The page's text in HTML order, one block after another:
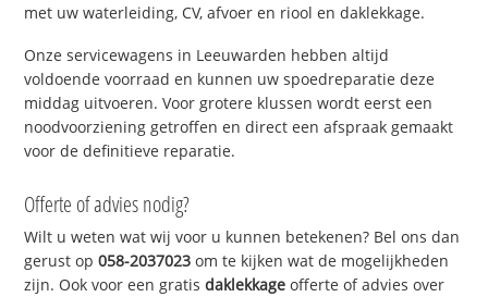
met uw waterleiding, CV, afvoer en riool en daklekkage.
Onze servicewagens in Leeuwarden hebben altijd
voldoende voorraad en kunnen uw spoedreparatie deze
middag uitvoeren. Voor grotere klussen wordt eerst een
noodvoorziening getroffen en direct een afspraak gemaakt
voor de definitieve reparatie.
Offerte of advies nodig?
Wilt u weten wat wij voor u kunnen betekenen? Bel ons dan
gerust op058-2037023 om te kijken wat de mogelijkheden
zijn. Ook voor een gratisdaklekkage offerte of advies over